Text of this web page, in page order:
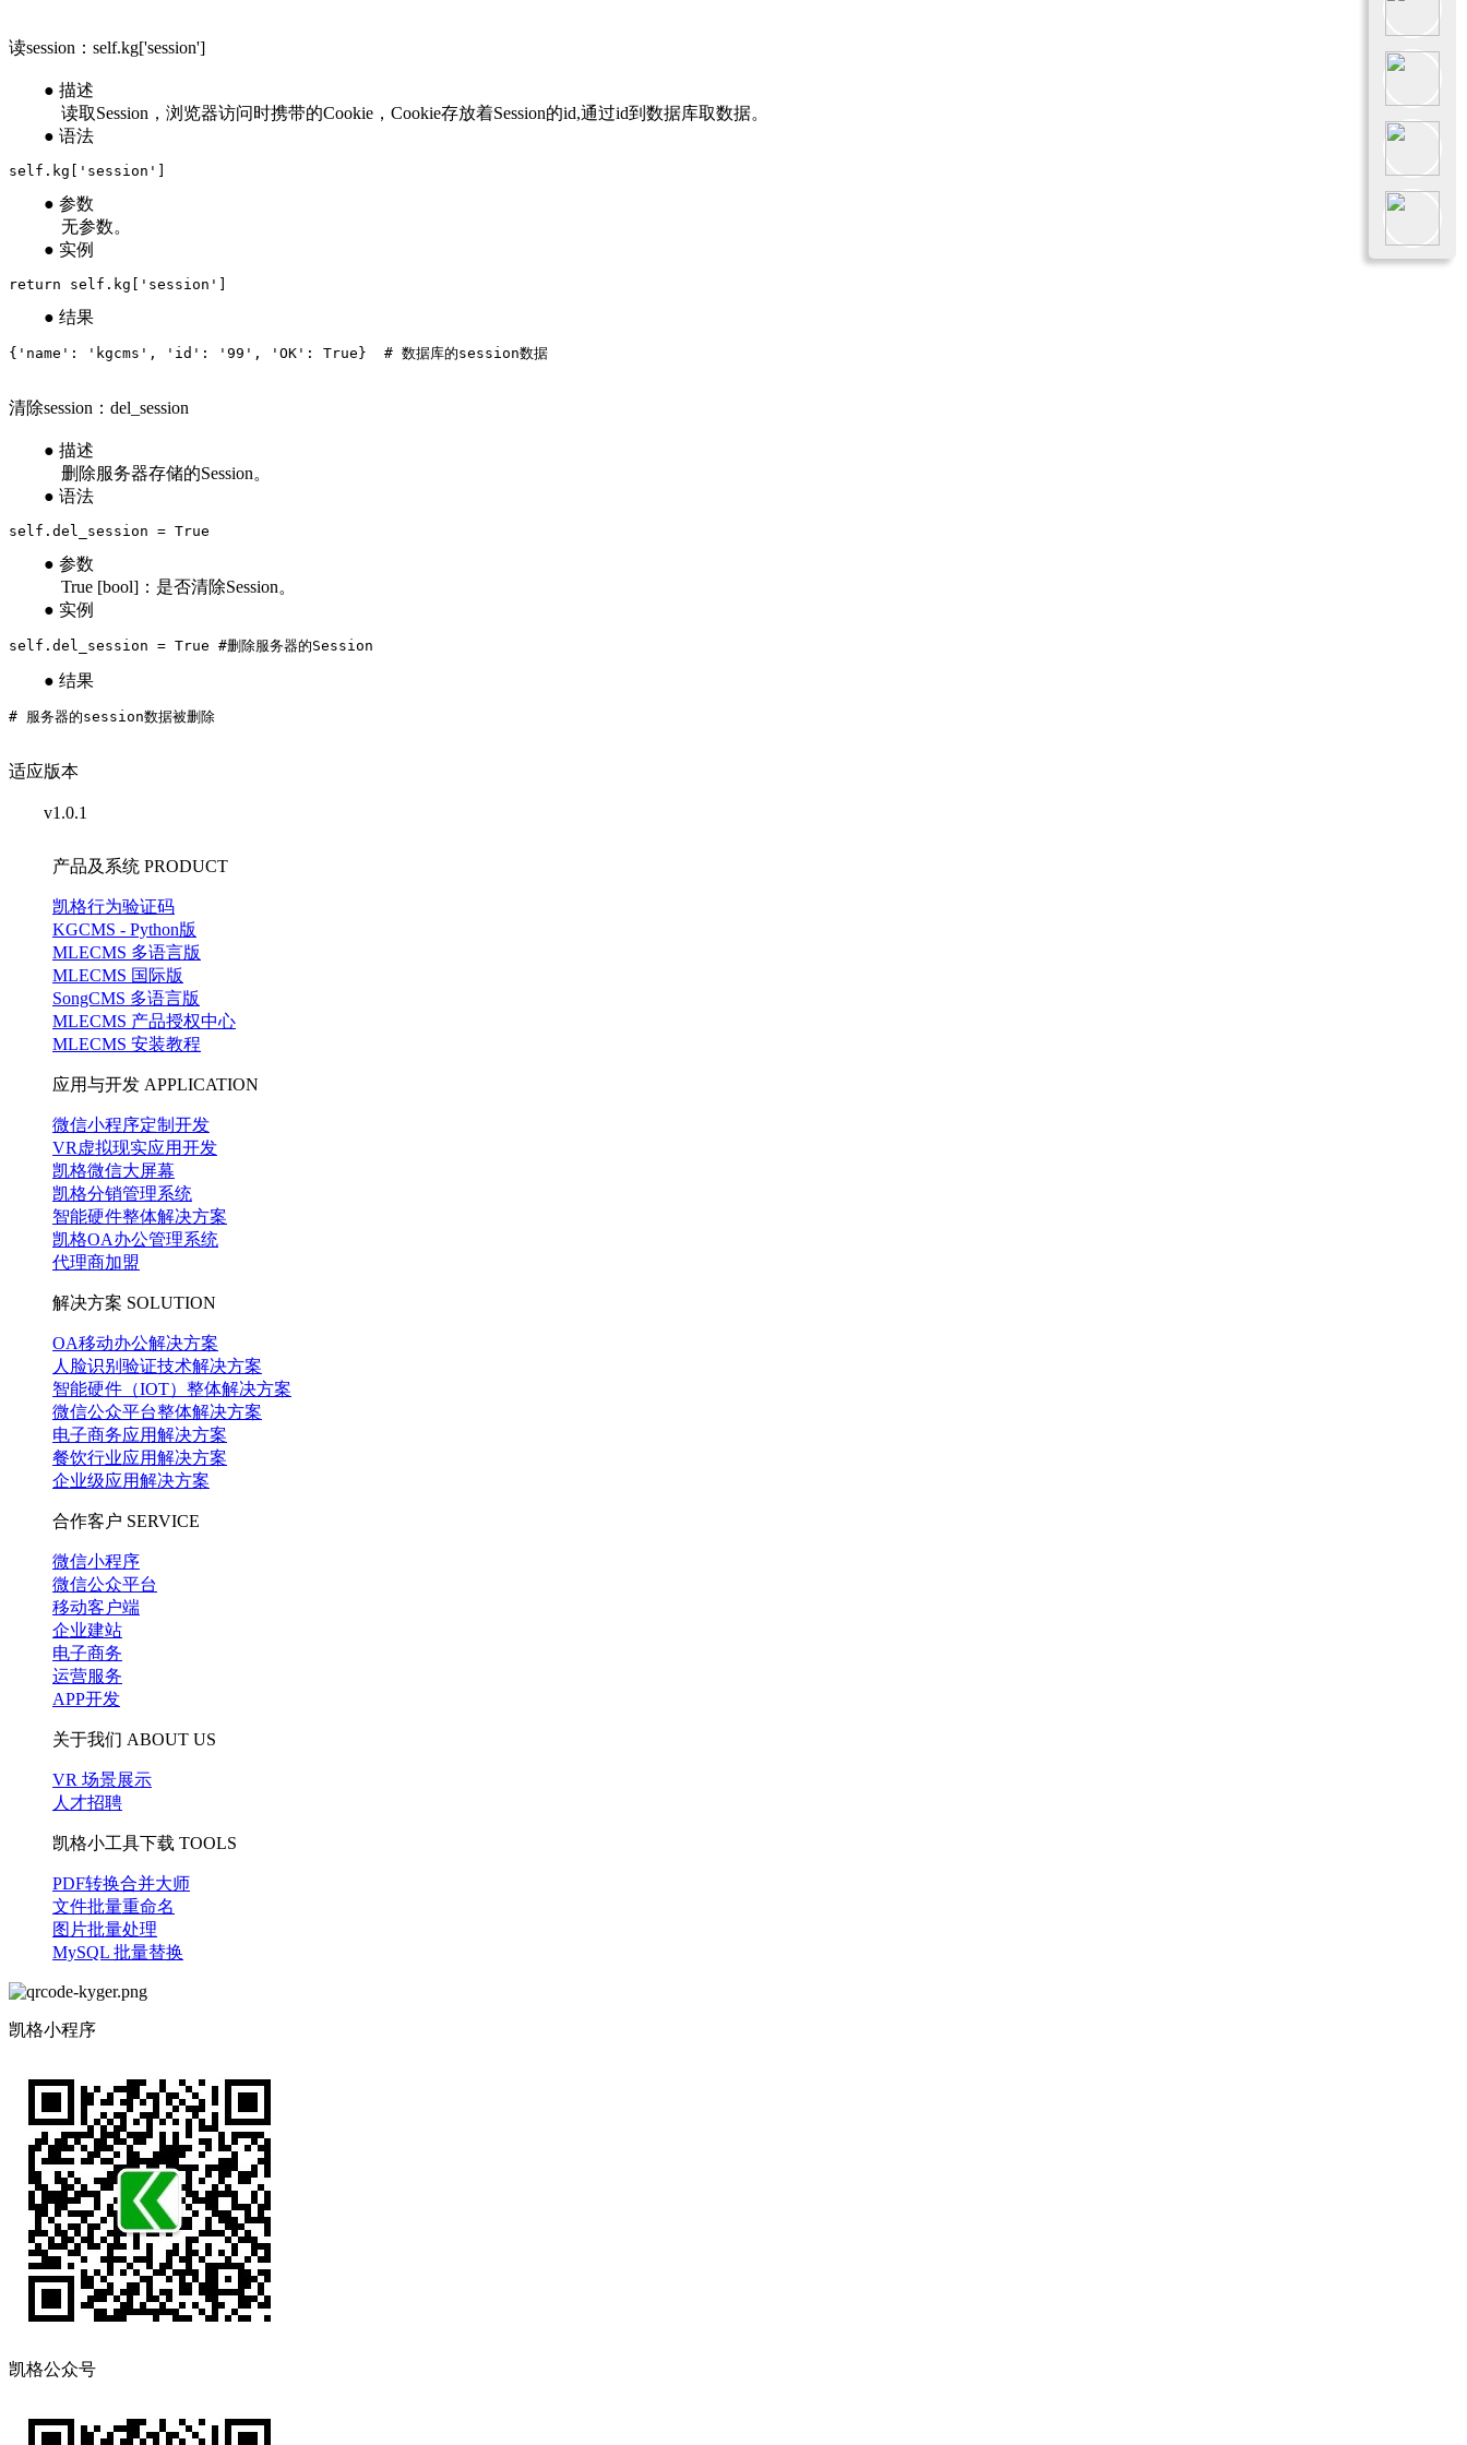
读session：self.kg['session']
● 描述
读取Session，浏览器访问时携带的Cookie，Cookie存放着Session的id,通过id到数据库取数据。
● 语法
self.kg['session']
● 参数
无参数。
● 实例
return self.kg['session']
● 结果
{'name': 'kgcms', 'id': '99', 'OK': True}  # 数据库的session数据
清除session：del_session
● 描述
删除服务器存储的Session。
● 语法
self.del_session = True
● 参数
True [bool]：是否清除Session。
● 实例
self.del_session = True #删除服务器的Session
● 结果
# 服务器的session数据被删除
适应版本
v1.0.1
产品及系统 PRODUCT
凯格行为验证码
KGCMS - Python版
MLECMS 多语言版
MLECMS 国际版
SongCMS 多语言版
MLECMS 产品授权中心
MLECMS 安装教程
应用与开发 APPLICATION
微信小程序定制开发
VR虚拟现实应用开发
凯格微信大屏幕
凯格分销管理系统
智能硬件整体解决方案
凯格OA办公管理系统
代理商加盟
解决方案 SOLUTION
OA移动办公解决方案
人脸识别验证技术解决方案
智能硬件（IOT）整体解决方案
微信公众平台整体解决方案
电子商务应用解决方案
餐饮行业应用解决方案
企业级应用解决方案
合作客户 SERVICE
微信小程序
微信公众平台
移动客户端
企业建站
电子商务
运营服务
APP开发
关于我们 ABOUT US
VR 场景展示
人才招聘
凯格小工具下载 TOOLS
PDF转换合并大师
文件批量重命名
图片批量处理
MySQL 批量替换
凯格小程序
凯格公众号